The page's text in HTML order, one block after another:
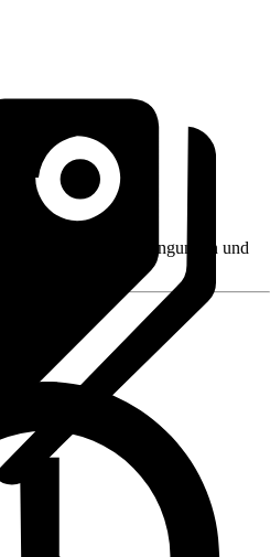
z. B. Rückgabebedingungen und
Verkäufernamen.